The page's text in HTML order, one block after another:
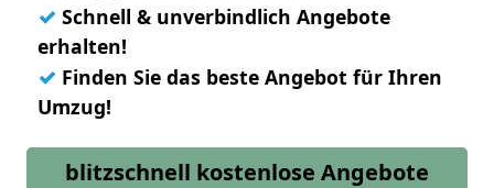
✓ Schnell & unverbindlich Angebote
erhalten!
✓ Finden Sie das beste Angebot für Ihren
Umzug!
blitzschnell kostenlose Angebote